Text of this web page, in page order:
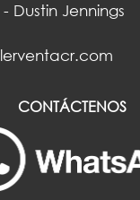
- Dustin Jennings
CONTÁCTENOS